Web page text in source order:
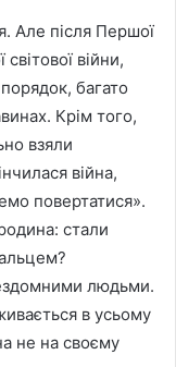
Але пiсля Першої
свiтової вiйни,
багато
Крiм того,
взяли
вiйна,
повертатися».
стали
людьми.
в усьому
не на своєму